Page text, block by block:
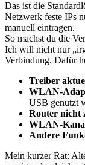
Das ist die
Netzwerk feste IPs
manuell eintragen.
So machst du die
Ich will nicht nur
Verbindung. Dafür
Treiber
WLAN-
USB genutzt
Router nicht
WLAN-
Andere
Mein kurzer Rat: